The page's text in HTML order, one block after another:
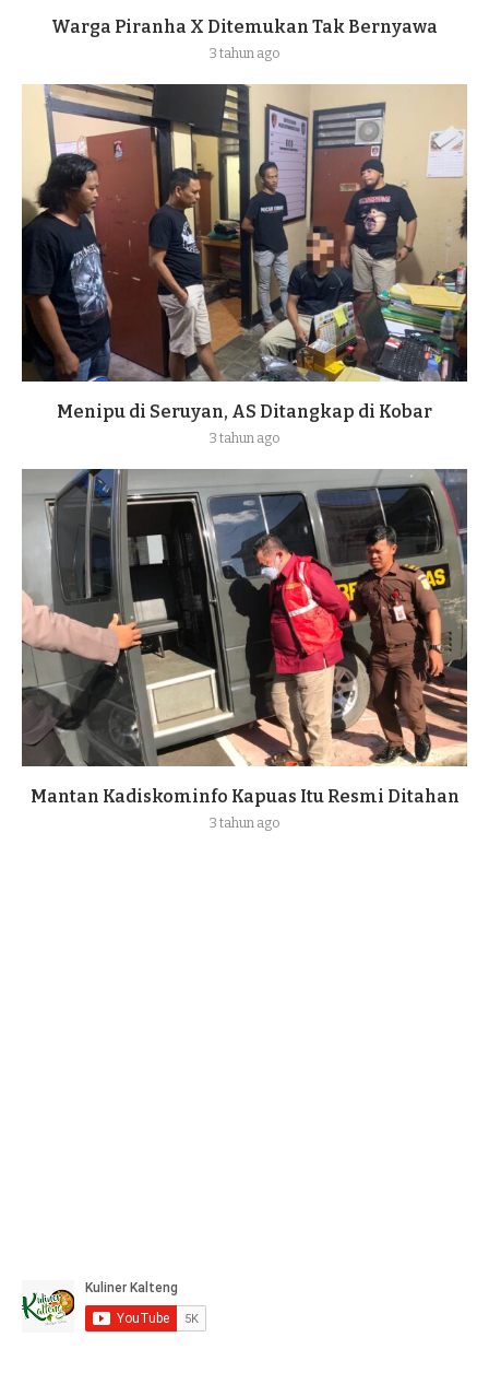
Warga Piranha X Ditemukan Tak Bernyawa
3 tahun ago
Menipu di Seruyan, AS Ditangkap di Kobar
3 tahun ago
Mantan Kadiskominfo Kapuas Itu Resmi Ditahan
3 tahun ago